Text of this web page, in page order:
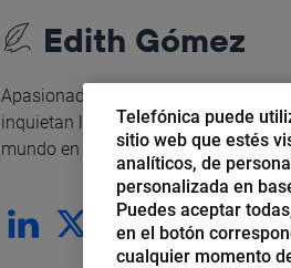
Edith Gómez
Apasionada del marketing digital,
inquietan las ideas de negocio y,
mundo en el que vivimos.
Telefónica puede
sitio web que estés
analíticos, de
personalizada en
Puedes aceptar
en el botón
cualquier momento